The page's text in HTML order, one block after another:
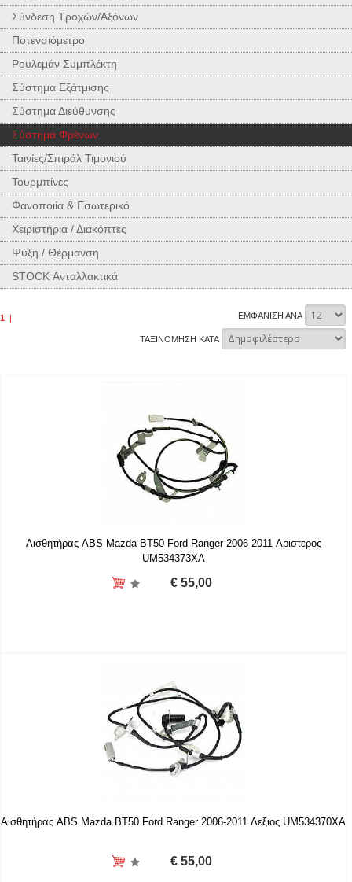
Σύνδεση Τροχών/Αξόνων
Ποτενσιόμετρο
Ρουλεμάν Συμπλέκτη
Σύστημα Εξάτμισης
Σύστημα Διεύθυνσης
Σύστημα Φρένων
Ταινίες/Σπιράλ Τιμονιού
Τουρμπίνες
Φανοποιία & Εσωτερικό
Χειριστήρια / Διακόπτες
Ψύξη / Θέρμανση
STOCK Ανταλλακτικά
1 | ΕΜΦΑΝΙΣΗ ΑΝΑ
ΤΑΞΙΝΟΜΗΣΗ ΚΑΤΑ
Αισθητήρας ABS Mazda BT50 Ford Ranger 2006-2011 Αριστερος
UM534373XA
€ 55,00
Αισθητήρας ABS Mazda BT50 Ford Ranger 2006-2011 Δεξιος UM534370XA
€ 55,00